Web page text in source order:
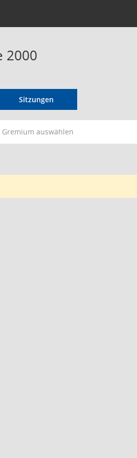
2000
Sitzungen
Gremium auswählen